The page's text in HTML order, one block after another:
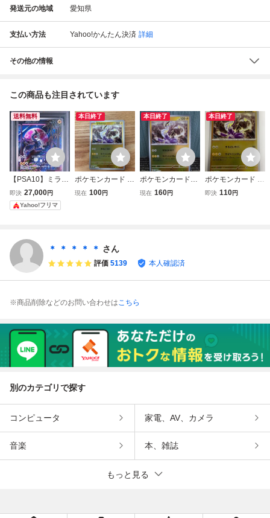
発送元の地域 愛知県
支払い方法 Yahoo!かんたん決済 詳細
その他の情報
この商品も注目されています
送料無料
【PSA10】ミライ
ドン プロモ 048/S
V-P シールド戦 ポ
ケモンカード
即決 27,000円
Yahoo!フリマ
本日終了
ポケモンカード ポ
ケカ ミライドン
現在 100円
本日終了
ポケモンカード
ミライドン プロモ
現在 160円
本日終了
ポケモンカード .
PROMO SV-P ミ
即決 110円
＊ ＊ ＊ ＊ ＊ さん
評価 5139 本人確認済
※商品削除などのお問い合わせはこちら
別のカテゴリで探す
コンピュータ 家電、AV、カメラ
音楽 本、雑誌
もっと見る